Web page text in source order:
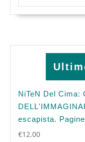
NiTeN Del Cima:
escapista.
€12.00